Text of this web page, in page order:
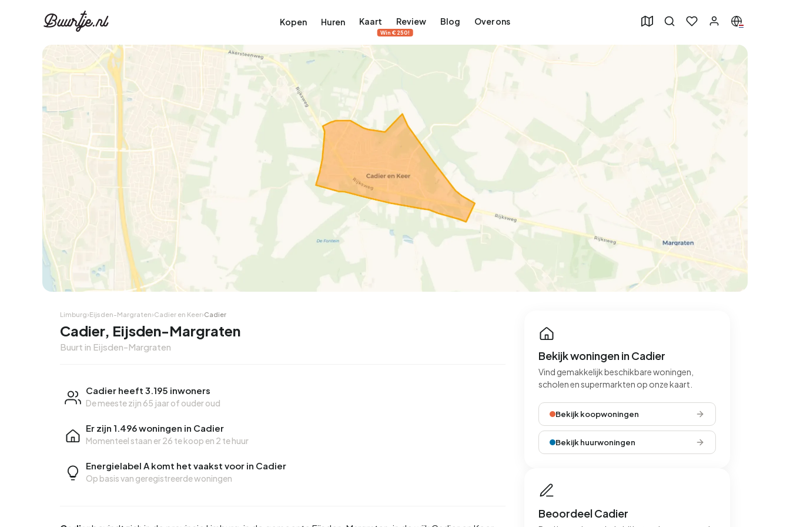
Kopen Huren Kaart Review
Win €250!
Blog Over ons
Limburg›Eijsden-Margraten›Cadier en Keer›Cadier
Cadier, Eijsden-Margraten
Buurt in Eijsden-Margraten
Cadier heeft 3.195 inwoners
De meeste zijn 65 jaar of ouder oud
Er zijn 1.496 woningen in Cadier
Momenteel staan er26 te koop en 2 te huur
Energielabel A komt het vaakst voor in Cadier
Op basis van geregistreerde woningen
Bekijk woningen in Cadier
Vind gemakkelijk beschikbare woningen,
scholen en supermarkten op onze kaart.
Bekijk koopwoningen
Bekijk huurwoningen
Beoordeel Cadier